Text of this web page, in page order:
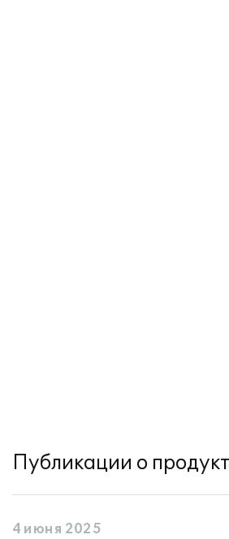
Публикации о
4 июня 2025